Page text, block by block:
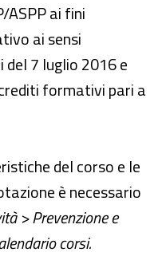
ASPP ai fini
ai sensi
del 7 luglio 2016 e
formativi pari a
del corso e le
è necessario
> Prevenzione e
corsi.